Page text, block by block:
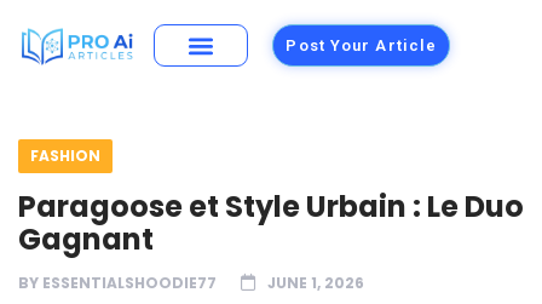
Post Your Article
FASHION
Paragoose et Style Urbain : Le Duo
Gagnant
BY ESSENTIALSHOODIE77 JUNE 1, 2026